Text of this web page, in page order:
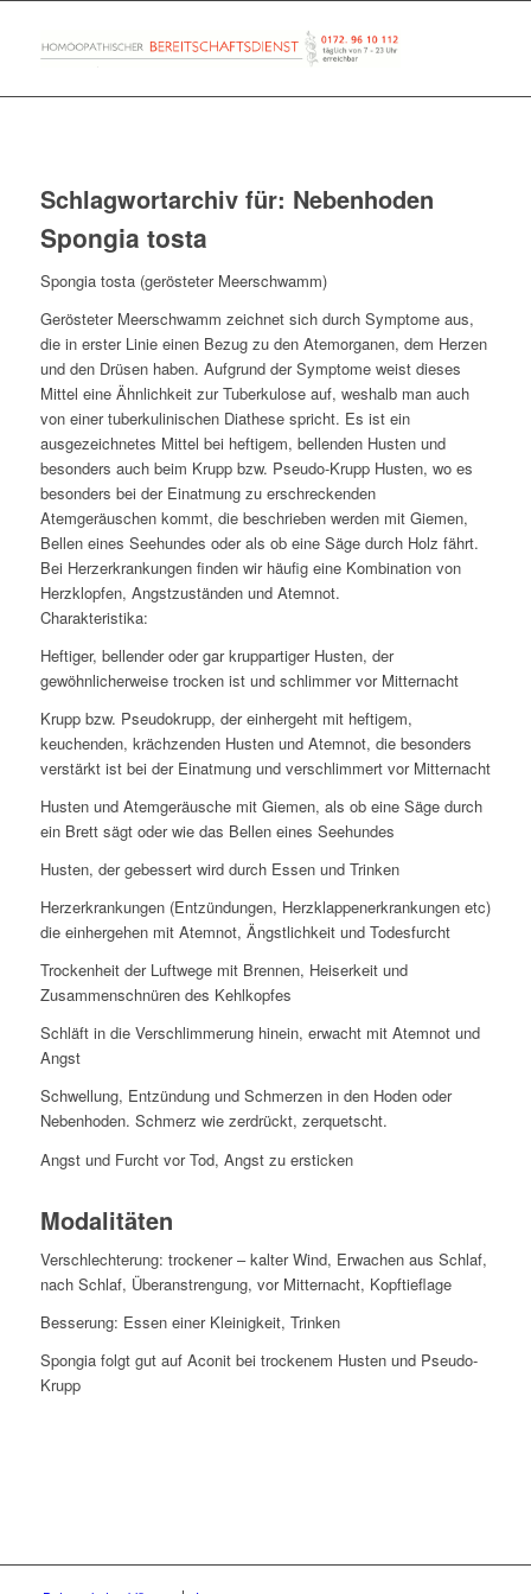
Schlagwortarchiv für: Nebenhoden
Spongia tosta
Spongia tosta (gerösteter Meerschwamm)
Gerösteter Meerschwamm zeichnet sich durch Symptome aus,
die in erster Linie einen Bezug zu den Atemorganen, dem Herzen
und den Drüsen haben. Aufgrund der Symptome weist dieses
Mittel eine Ähnlichkeit zur Tuberkulose auf, weshalb man auch
von einer tuberkulinischen Diathese spricht. Es ist ein
ausgezeichnetes Mittel bei heftigem, bellenden Husten und
besonders auch beim Krupp bzw. Pseudo-Krupp Husten, wo es
besonders bei der Einatmung zu erschreckenden
Atemgeräuschen kommt, die beschrieben werden mit Giemen,
Bellen eines Seehundes oder als ob eine Säge durch Holz fährt.
Bei Herzerkrankungen finden wir häufig eine Kombination von
Herzklopfen, Angstzuständen und Atemnot.
Charakteristika:
Heftiger, bellender oder gar kruppartiger Husten, der
gewöhnlicherweise trocken ist und schlimmer vor Mitternacht
Krupp bzw. Pseudokrupp, der einhergeht mit heftigem,
keuchenden, krächzenden Husten und Atemnot, die besonders
verstärkt ist bei der Einatmung und verschlimmert vor Mitternacht
Husten und Atemgeräusche mit Giemen, als ob eine Säge durch
ein Brett sägt oder wie das Bellen eines Seehundes
Husten, der gebessert wird durch Essen und Trinken
Herzerkrankungen (Entzündungen, Herzklappenerkrankungen etc)
die einhergehen mit Atemnot, Ängstlichkeit und Todesfurcht
Trockenheit der Luftwege mit Brennen, Heiserkeit und
Zusammenschnüren des Kehlkopfes
Schläft in die Verschlimmerung hinein, erwacht mit Atemnot und
Angst
Schwellung, Entzündung und Schmerzen in den Hoden oder
Nebenhoden. Schmerz wie zerdrückt, zerquetscht.
Angst und Furcht vor Tod, Angst zu ersticken
Modalitäten
Verschlechterung: trockener – kalter Wind, Erwachen aus Schlaf,
nach Schlaf, Überanstrengung, vor Mitternacht, Kopftieflage
Besserung: Essen einer Kleinigkeit, Trinken
Spongia folgt gut auf Aconit bei trockenem Husten und Pseudo-
Krupp